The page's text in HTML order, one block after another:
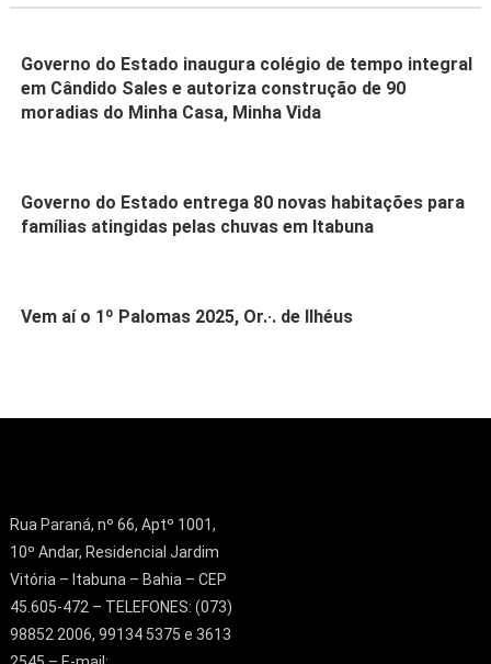
Governo do Estado inaugura colégio de tempo integral
em Cândido Sales e autoriza construção de 90
moradias do Minha Casa, Minha Vida
Governo do Estado entrega 80 novas habitações para
famílias atingidas pelas chuvas em Itabuna
Vem aí o 1º Palomas 2025, Or.·. de Ilhéus
Rua Paraná, nº 66, Aptº 1001,
10º Andar, Residencial Jardim
Vitória – Itabuna – Bahia – CEP
45.605-472 – TELEFONES: (073)
98852 2006, 99134 5375 e 3613